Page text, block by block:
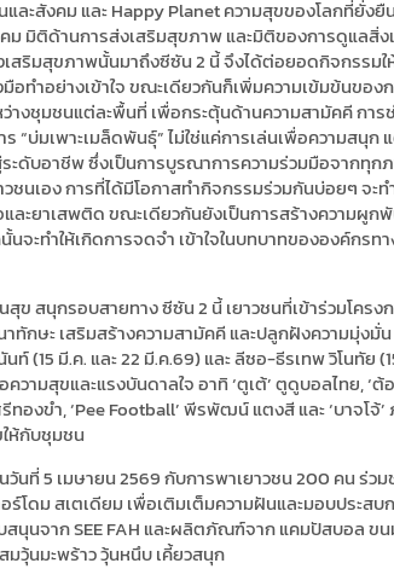
ละสังคม และ Happy Planet ความสุขของโลกที่ยั่ง
ม มิติด้านการส่งเสริมสุขภาพ และมิติของการดูแลสิ่
สริมสุขภาพนั้นมาถึงซีซัน 2 นี้ จึงได้ต่อยอดกิจกรรม
มือทำอย่างเข้าใจ ขณะเดียวกันก็เพิ่มความเข้มข้นข
างชุมชนแต่ละพื้นที่ เพื่อกระตุ้นด้านความสามัคคี กา
ร “บ่มเพาะเมล็ดพันธุ์” ไม่ใช่แค่การเล่นเพื่อความสนุ
ะดับอาชีพ ซึ่งเป็นการบูรณาการความร่วมมือจากทุกภ
ชนเอง การที่ได้มีโอกาสทำกิจกรรมร่วมกันบ่อยๆ จ
ละยาเสพติด ขณะเดียวกันยังเป็นการสร้างความผูกพั
จะทำให้เกิดการจดจำ เข้าใจในบทบาทขององค์กร
ข สนุกรอบสายทาง ซีซัน 2 นี้ เยาวชนที่เข้าร่วมโคร
ษะ เสริมสร้างความสามัคคี และปลูกฝังความมุ่งมั่น
(15 มี.ค. และ 22 มี.ค.69) และ ลีซอ-ธีรเทพ วิโนทัย
ามสุขและแรงบันดาลใจ อาทิ ‘ตูเต้’ ตูดูบอลไทย, ‘
ทองขำ, ‘Pee Football’ พีรพัฒน์ แตงสี และ ‘บาจโ
ห้กับชุมชน
นที่ 5 เมษายน 2569 กับการพาเยาวชน 200 คน ร่วม
อร์โดม สเตเดียม เพื่อเติมเต็มความฝันและมอบประ
นุนจาก SEE FAH และผลิตภัณฑ์จาก แคมปัสบอล ข
มวุ้นมะพร้าว วุ้นหนึบ เคี้ยวสนุก